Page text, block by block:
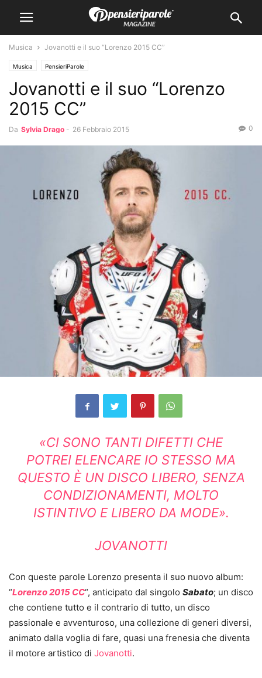
Musica Jovanotti e il suo “Lorenzo 2015 CC”
Musica PensieriParole
Jovanotti e il suo “Lorenzo
2015 CC”
Da Sylvia Drago - 26 Febbraio 2015 0
«CI SONO TANTI DIFETTI CHE
POTREI ELENCARE IO STESSO MA
QUESTO È UN DISCO LIBERO, SENZA
CONDIZIONAMENTI, MOLTO
ISTINTIVO E LIBERO DA MODE».
JOVANOTTI
Con queste parole Lorenzo presenta il suo nuovo album:
“Lorenzo 2015 CC“, anticipato dal singolo Sabato; un disco
che contiene tutto e il contrario di tutto, un disco
passionale e avventuroso, una collezione di generi diversi,
animato dalla voglia di fare, quasi una frenesia che diventa
il motore artistico di Jovanotti.